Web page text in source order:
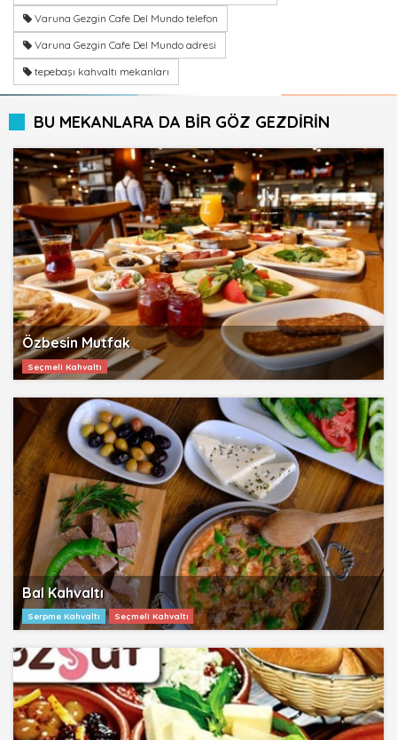
Varuna Gezgin Cafe Del Mundo telefon
Varuna Gezgin Cafe Del Mundo adresi
tepebaşı kahvaltı mekanları
BU MEKANLARA DA BİR GÖZ GEZDİRİN
Özbesin Mutfak
Seçmeli Kahvaltı
Bal Kahvaltı
Serpme Kahvaltı Seçmeli Kahvaltı